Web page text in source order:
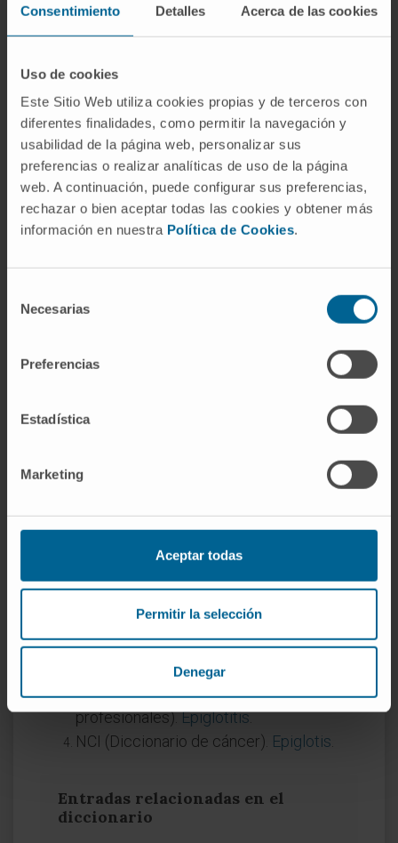
Consentimiento Detalles Acerca de las cookies
Uso de cookies
Este Sitio Web utiliza cookies propias y de terceros con
diferentes finalidades, como permitir la navegación y
usabilidad de la página web, personalizar sus
preferencias o realizar analíticas de uso de la página
web. A continuación, puede configurar sus preferencias,
rechazar o bien aceptar todas las cookies y obtener más
información en nuestra Política de Cookies.
Necesarias
Preferencias
Estadística
Marketing
Aceptar todas
Permitir la selección
Denegar
bacteriana, y constituye una urgencia médica.
No tiene musculatura propia. Se desplaza de
forma pasiva: la elevación de la laringe
durante la deglución, combinada con la
presión que ejerce la base de la lengua, la
empuja hacia atrás hasta cubrir la entrada
laríngea. Los músculos ariepiglóticos
contribuyen a cerrar los márgenes laterales,
¿Se puede vivir sin epiglotis?
oncológica de laringe (como la
laringectomía
paciente conserva la vía aérea y las cuerdas
deglución porque el mecanismo de
protección ha cambiado. Con entrenamiento,
la mayoría de estos pacientes aprenden a
Referencias
MedlinePlus.Epiglotis (ilustración)
Kenhub.Epiglotis: estructura, función,
Manual MSD (versión para
profesionales).Epiglotitis.
NCI (Diccionario de cáncer). Epiglotis
Entradas relacionadas en el
diccionario